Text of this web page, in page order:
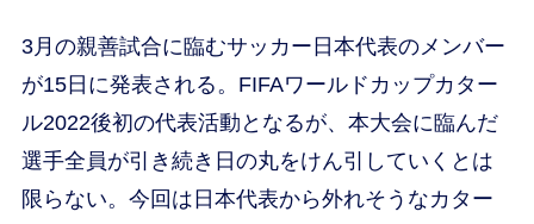
3月の親善試合に臨むサッカー日本代表のメンバー
が15日に発表される。FIFAワールドカップカター
ル2022後初の代表活動となるが、本大会に臨んだ
選手全員が引き続き日の丸をけん引していくとは
限らない。今回は日本代表から外れそうなカター